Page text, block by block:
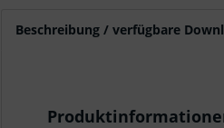
Beschreibung / verfügbare